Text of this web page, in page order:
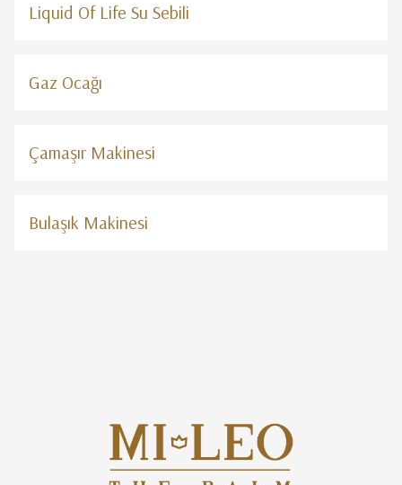
Liquid Of Life Su Sebili
Gaz Ocağı
Çamaşır Makinesi
Bulaşık Makinesi